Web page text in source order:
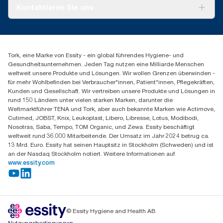
Produktreklamation
Spenderreklamation
+49 (0)621/778 4700
Essity Professional Hygiene Germany GmbH
Sandhofer Straße 176
68305 Mannheim
Mo-Do 8:00-16:30 Uhr | Fr 8:00-15:00
Tork, eine Marke von Essity - ein global führendes Hygiene- und
Gesundheitsunternehmen. Jeden Tag nutzen eine Milliarde Menschen
weltweit unsere Produkte und Lösungen. Wir wollen Grenzen überwinden -
für mehr Wohlbefinden bei Verbraucher*innen, Patient*innen, Pflegekräften,
Kunden und Gesellschaft. Wir vertreiben unsere Produkte und Lösungen in
rund 150 Ländern unter vielen starken Marken, darunter die
Weltmarktführer TENA und Tork, aber auch bekannte Marken wie Actimove,
Cutimed, JOBST, Knix, Leukoplast, Libero, Libresse, Lotus, Modibodi,
Nosotras, Saba, Tempo, TOM Organic, und Zewa. Essity beschäftigt
weltweit rund 36.000 Mitarbeitende. Der Umsatz im Jahr 2024 betrug ca.
13 Mrd. Euro. Essity hat seinen Hauptsitz in Stockholm (Schweden) und ist
an der Nasdaq Stockholm notiert. Weitere Informationen auf
www.essity.com
© Essity Hygiene and Health AB